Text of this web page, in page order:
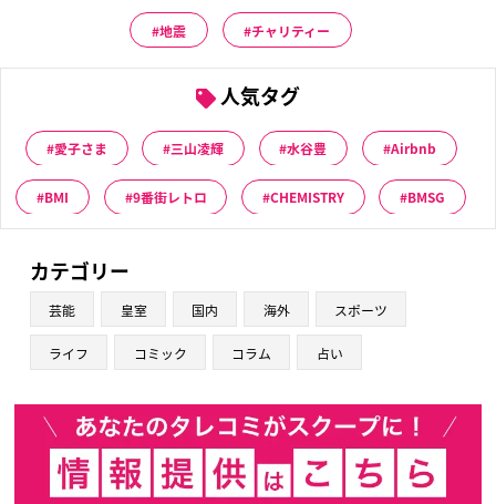
地震 チャリティー
人気タグ
愛子さま 三山凌輝 水谷豊 Airbnb
BMI 9番街レトロ CHEMISTRY BMSG
カテゴリー
芸能 皇室 国内 海外 スポーツ
ライフ コミック コラム 占い